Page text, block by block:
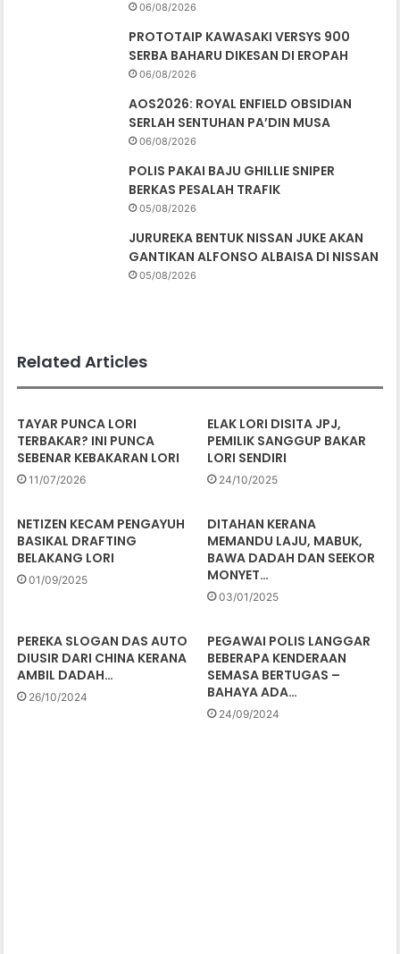
06/08/2026
PROTOTAIP KAWASAKI VERSYS 900
SERBA BAHARU DIKESAN DI EROPAH
06/08/2026
AOS2026: ROYAL ENFIELD OBSIDIAN
SERLAH SENTUHAN PA’DIN MUSA
06/08/2026
POLIS PAKAI BAJU GHILLIE SNIPER
BERKAS PESALAH TRAFIK
05/08/2026
JURUREKA BENTUK NISSAN JUKE AKAN
GANTIKAN ALFONSO ALBAISA DI NISSAN
05/08/2026
Related Articles
TAYAR PUNCA LORI
TERBAKAR? INI PUNCA
SEBENAR KEBAKARAN LORI
11/07/2026
ELAK LORI DISITA JPJ,
PEMILIK SANGGUP BAKAR
LORI SENDIRI
24/10/2025
NETIZEN KECAM PENGAYUH
BASIKAL DRAFTING
BELAKANG LORI
01/09/2025
DITAHAN KERANA
MEMANDU LAJU, MABUK,
BAWA DADAH DAN SEEKOR
MONYET…
03/01/2025
PEREKA SLOGAN DAS AUTO
DIUSIR DARI CHINA KERANA
AMBIL DADAH…
26/10/2024
PEGAWAI POLIS LANGGAR
BEBERAPA KENDERAAN
SEMASA BERTUGAS –
BAHAYA ADA…
24/09/2024